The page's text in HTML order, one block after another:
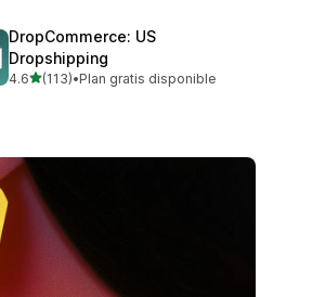
DropCommerce: US
Dropshipping
4.6de 5 estrellas
(113)
113 reseñas en total
•Plan gratis disponible